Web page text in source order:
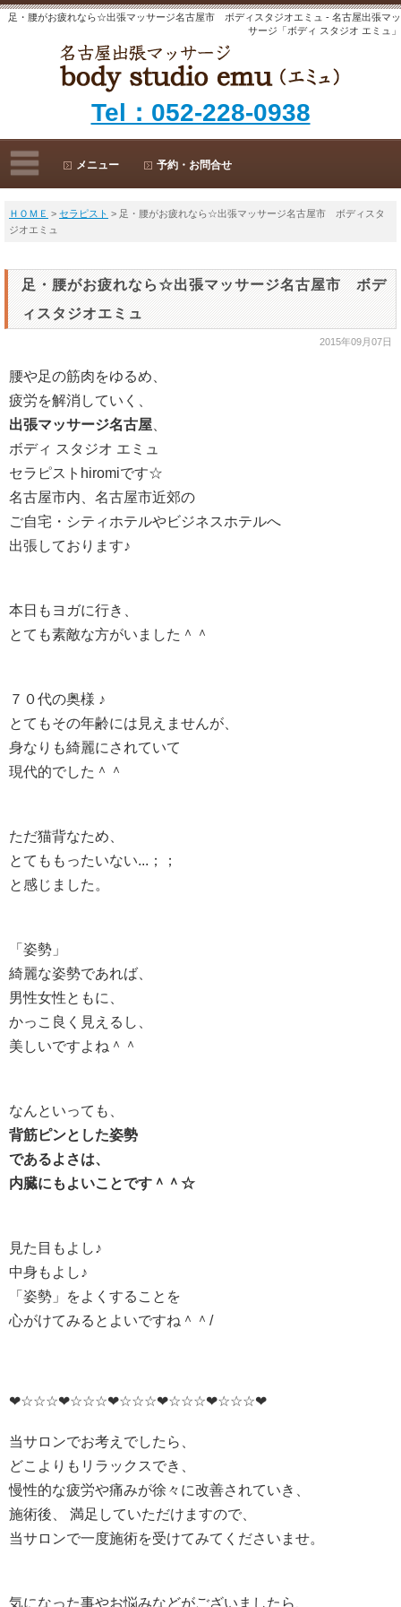
足・腰がお疲れなら☆出張マッサージ名古屋市 ボディスタジオエミュ - 名古屋出張マッ
サージ「ボディ スタジオ エミュ」
Tel：052-228-0938
メニュー 予約・お問合せ
ＨＯＭＥ > セラピスト > 足・腰がお疲れなら☆出張マッサージ名古屋市 ボディスタ
ジオエミュ
足・腰がお疲れなら☆出張マッサージ名古屋市 ボデ
ィスタジオエミュ
2015年09月07日
腰や足の筋肉をゆるめ、
疲労を解消していく、
出張マッサージ名古屋
ボディ スタジオ エミュ
セラピストhiromiです☆
名古屋市内、名古屋市近郊の
ご自宅・シティホテルやビジネスホテルへ
出張しております♪
本日もヨガに行き、
とても素敵な方がいました＾＾
７０代の奥様 ♪
とてもその年齢には見えませんが、
身なりも綺麗にされていて
現代的でした＾＾
ただ猫背なため、
とてももったいない...；；
と感じました。
「姿勢」
綺麗な姿勢であれば、
男性女性ともに、
かっこ良く見えるし、
美しいですよね＾＾
なんといっても、
背筋ピンとした姿勢
であるよさは、
内臓にもよいことです＾＾☆
見た目もよし♪
中身もよし♪
「姿勢」をよくすることを
心がけてみるとよいですね＾＾/
❤☆☆☆❤☆☆☆❤☆☆☆❤☆☆☆❤☆☆☆❤
当サロンでお考えでしたら、
どこよりもリラックスでき、
慢性的な疲労や痛みが徐々に改善されていき、
施術後、 満足していただけますので、
当サロンで一度施術を受けてみてくださいませ。
気になった事やお悩みなどがございましたら、